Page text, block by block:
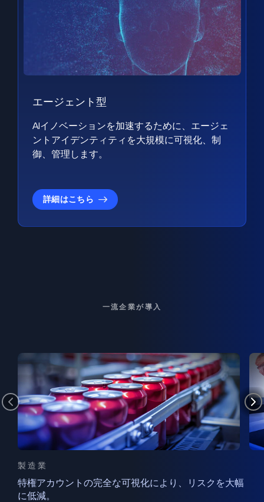
エージェント型
AIイノベーションを加速するために、エージェ
ントアイデンティティを大規模に可視化、制
御、管理します。
詳細はこちら
一流企業が導入
製造業
特権アカウントの完全な可視化により、リスクを大幅
に低減。